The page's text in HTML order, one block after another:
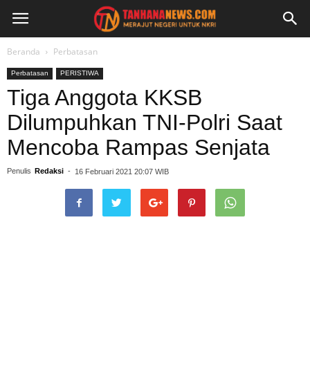
Beranda Perbatasan
Perbatasan PERISTIWA
Tiga Anggota KKSB
Dilumpuhkan TNI-Polri Saat
Mencoba Rampas Senjata
Penulis Redaksi - 16 Februari 2021 20:07 WIB